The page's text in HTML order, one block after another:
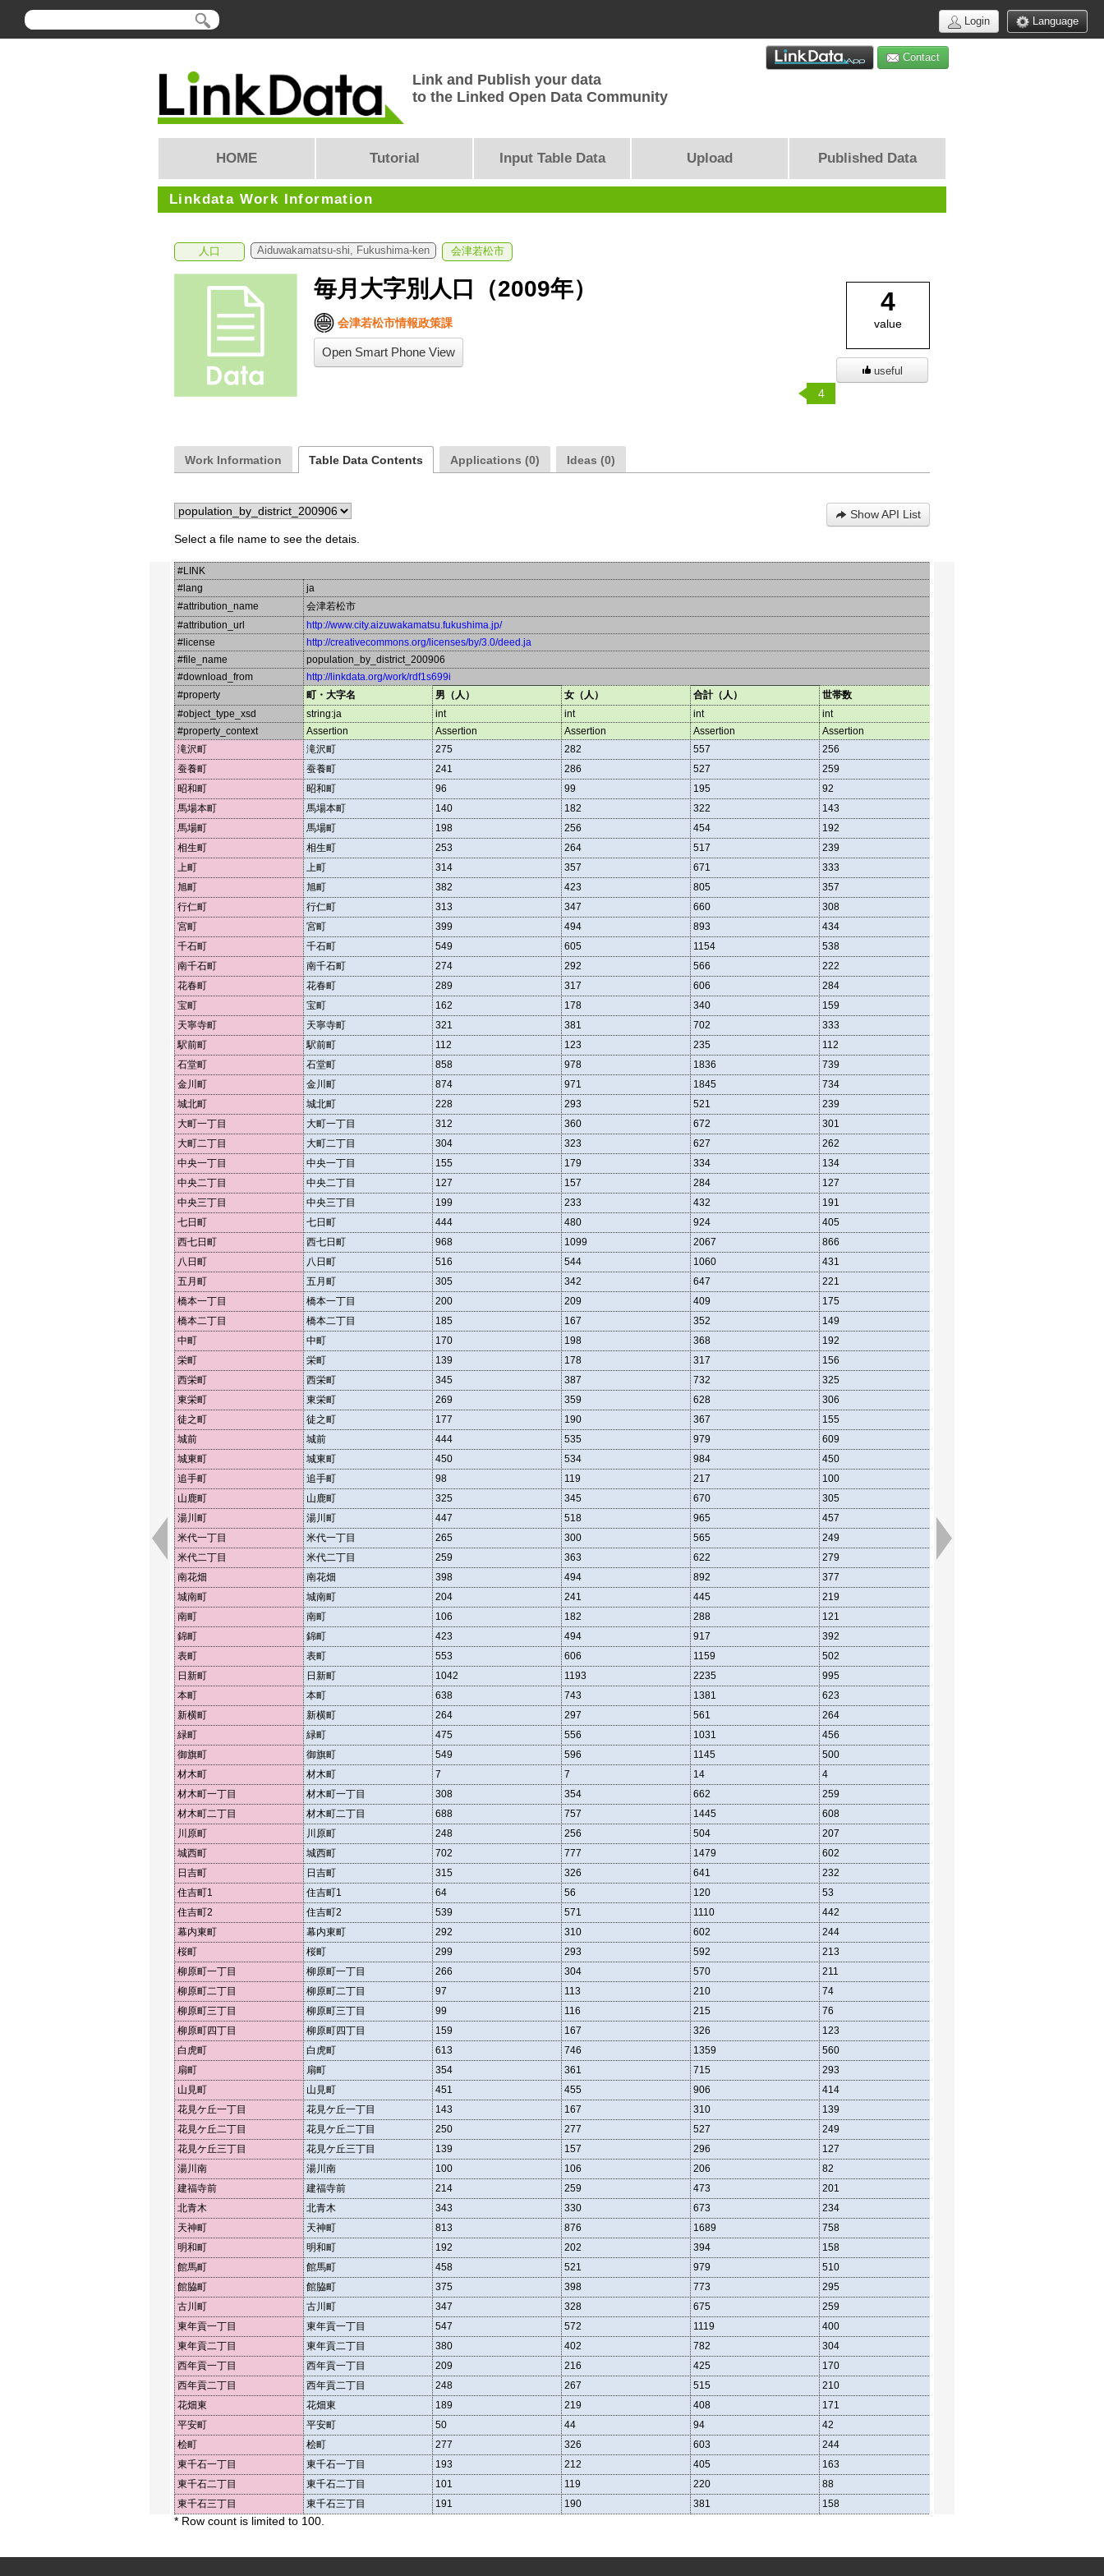
Language
Login
Contact
Link and Publish your data
to the Linked Open Data Community
HOME Tutorial Input Table Data Upload Published Data
Linkdata Work Information
人口 Aiduwakamatsu-shi, Fukushima-ken 会津若松市
毎月大字別人口（2009年）
会津若松市情報政策課
Open Smart Phone View
4
value
useful
4
Work Information Table Data Contents Applications (0) Ideas (0)
Select a file name to see the detais.
Show API List
#LINK
#lang
ja
#attribution_name
会津若松市
#attribution_url
http://www.city.aizuwakamatsu.fukushima.jp/
#license
http://creativecommons.org/licenses/by/3.0/deed.ja
#file_name
population_by_district_200906
#download_from
http://linkdata.org/work/rdf1s699i
#property
町・大字名 男（人） 女（人） 合計（人）
世帯数
#object_type_xsd
string:ja int int int
int
#property_context
Assertion Assertion Assertion Assertion
Assertion
滝沢町
滝沢町 275 282 557
256
蚕養町
蚕養町 241 286 527
259
昭和町
昭和町 96 99 195
92
馬場本町
馬場本町 140 182 322
143
馬場町
馬場町 198 256 454
192
相生町
相生町 253 264 517
239
上町
上町 314 357 671
333
旭町
旭町 382 423 805
357
行仁町
行仁町 313 347 660
308
宮町
宮町 399 494 893
434
千石町
千石町 549 605 1154
538
南千石町
南千石町 274 292 566
222
花春町
花春町 289 317 606
284
宝町
宝町 162 178 340
159
天寧寺町
天寧寺町 321 381 702
333
駅前町
駅前町 112 123 235
112
石堂町
石堂町 858 978 1836
739
金川町
金川町 874 971 1845
734
城北町
城北町 228 293 521
239
大町一丁目
大町一丁目 312 360 672
301
大町二丁目
大町二丁目 304 323 627
262
中央一丁目
中央一丁目 155 179 334
134
中央二丁目
中央二丁目 127 157 284
127
中央三丁目
中央三丁目 199 233 432
191
七日町
七日町 444 480 924
405
西七日町
西七日町 968 1099 2067
866
八日町
八日町 516 544 1060
431
五月町
五月町 305 342 647
221
橋本一丁目
橋本一丁目 200 209 409
175
橋本二丁目
橋本二丁目 185 167 352
149
中町
中町 170 198 368
192
栄町
栄町 139 178 317
156
西栄町
西栄町 345 387 732
325
東栄町
東栄町 269 359 628
306
徒之町
徒之町 177 190 367
155
城前
城前 444 535 979
609
城東町
城東町 450 534 984
450
追手町
追手町 98 119 217
100
山鹿町
山鹿町 325 345 670
305
湯川町
湯川町 447 518 965
457
米代一丁目
米代一丁目 265 300 565
249
米代二丁目
米代二丁目 259 363 622
279
南花畑
南花畑 398 494 892
377
城南町
城南町 204 241 445
219
南町
南町 106 182 288
121
錦町
錦町 423 494 917
392
表町
表町 553 606 1159
502
日新町
日新町 1042 1193 2235
995
本町
本町 638 743 1381
623
新横町
新横町 264 297 561
264
緑町
緑町 475 556 1031
456
御旗町
御旗町 549 596 1145
500
材木町
材木町 7 7 14
4
材木町一丁目
材木町一丁目 308 354 662
259
材木町二丁目
材木町二丁目 688 757 1445
608
川原町
川原町 248 256 504
207
城西町
城西町 702 777 1479
602
日吉町
日吉町 315 326 641
232
住吉町1
住吉町1 64 56 120
53
住吉町2
住吉町2 539 571 1110
442
幕内東町
幕内東町 292 310 602
244
桜町
桜町 299 293 592
213
柳原町一丁目
柳原町一丁目 266 304 570
211
柳原町二丁目
柳原町二丁目 97 113 210
74
柳原町三丁目
柳原町三丁目 99 116 215
76
柳原町四丁目
柳原町四丁目 159 167 326
123
白虎町
白虎町 613 746 1359
560
扇町
扇町 354 361 715
293
山見町
山見町 451 455 906
414
花見ケ丘一丁目
花見ケ丘一丁目 143 167 310
139
花見ケ丘二丁目
花見ケ丘二丁目 250 277 527
249
花見ケ丘三丁目
花見ケ丘三丁目 139 157 296
127
湯川南
湯川南 100 106 206
82
建福寺前
建福寺前 214 259 473
201
北青木
北青木 343 330 673
234
天神町
天神町 813 876 1689
758
明和町
明和町 192 202 394
158
館馬町
館馬町 458 521 979
510
館脇町
館脇町 375 398 773
295
古川町
古川町 347 328 675
259
東年貢一丁目
東年貢一丁目 547 572 1119
400
東年貢二丁目
東年貢二丁目 380 402 782
304
西年貢一丁目
西年貢一丁目 209 216 425
170
西年貢二丁目
西年貢二丁目 248 267 515
210
花畑東
花畑東 189 219 408
171
平安町
平安町 50 44 94
42
桧町
桧町 277 326 603
244
東千石一丁目
東千石一丁目 193 212 405
163
東千石二丁目
東千石二丁目 101 119 220
88
東千石三丁目
東千石三丁目 191 190 381 158
* Row count is limited to 100.